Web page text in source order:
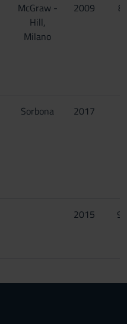
McGraw -
Hill,
Milano
2009
Sorbona 2017
2015